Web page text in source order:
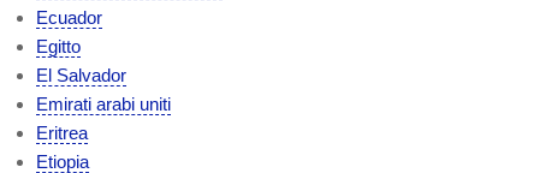
Ecuador
Egitto
El Salvador
Emirati arabi uniti
Eritrea
Etiopia